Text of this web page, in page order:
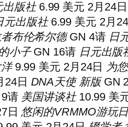
出版社6.99 美元 2月24日
元出版社6.99 美元 2月
布伦希尔德GN 4请 日
小子GN 16请 日元出版
9.99 美元 2月24日 为
24日 DNA天使新版GN
请 美国讲谈社10.99 美
日 悠闲的VRMMO游玩